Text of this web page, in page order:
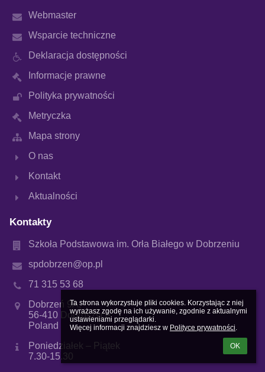
Ta strona wykorzystuje pliki cookies. Korzystając z niej
wyrażasz zgodę na ich używanie, zgodnie z aktualnymi
ustawieniami przeglądarki.
Więcej informacji znajdziesz w Polityce prywatności.
OK
Webmaster
Wsparcie techniczne
Deklaracja dostępności
Informacje prawne
Polityka prywatności
Metryczka
Mapa strony
O nas
Kontakt
Aktualności
Kontakty
Szkoła Podstawowa im. Orła Białego w Dobrzeniu
spdobrzen@op.pl
71 315 53 68
Dobrzeń 9A,
56-410 Dobroszyce
Poland
Poniedziałek – Piątek
7.30-15.30